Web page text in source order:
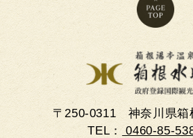
〒250-0311 神奈川県箱
TEL：
0460-85-
水明荘だより
団体プラン
Special Offers Groups